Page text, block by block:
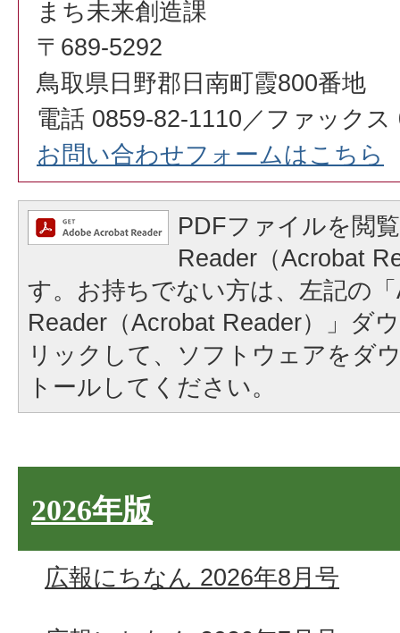
まち未来創造課
〒689-5292
鳥取県日野郡日南町霞800番地
電話 0859-82-1110／ファックス
お問い合わせフォームはこちら
PDFファイルを閲
Reader（Acrobat
す。お持ちでない方は、左記の
Reader（Acrobat Reader）」ダ
リックして、ソフトウェアをダ
トールしてください。
2026年版
広報にちなん 2026年8月号